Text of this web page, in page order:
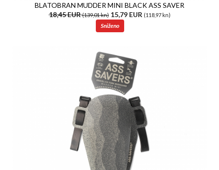
BLATOBRAN MUDDER MINI BLACK ASS SAVER
18,45 EUR(139,01 kn)15,79 EUR (118,97 kn)
Sniženo